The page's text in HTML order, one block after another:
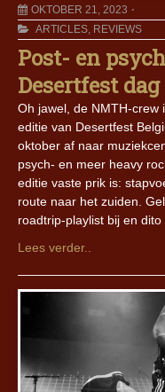
OKTOBER 21, 2023
ARTICLES, REVIEWS
Post- en
Desertfest dag
Oh jawel, de NMTH-crew
editie van Desertfest
oktober af naar
psych- en meer heavy
editie vaste prik is:
route naar het zuiden.
roadtrip-playlist bij en dito
Lees verder..